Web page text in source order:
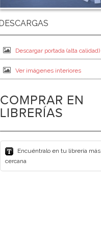
Descargar portada (alta calidad)
Ver imágenes interiores
COMPRAR EN
LIBRERÍAS
Encuéntralo en tu librería más
cercana